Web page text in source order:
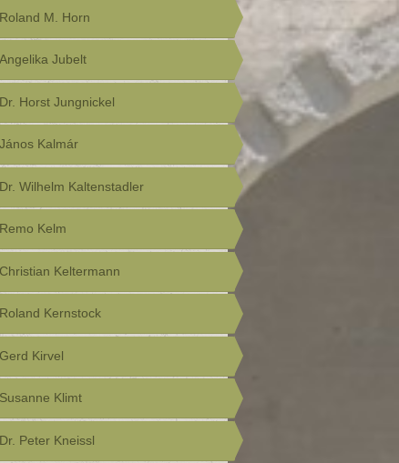
Roland M. Horn
Angelika Jubelt
Dr. Horst Jungnickel
János Kalmár
Dr. Wilhelm Kaltenstadler
Remo Kelm
Christian Keltermann
Roland Kernstock
Gerd Kirvel
Susanne Klimt
Dr. Peter Kneissl